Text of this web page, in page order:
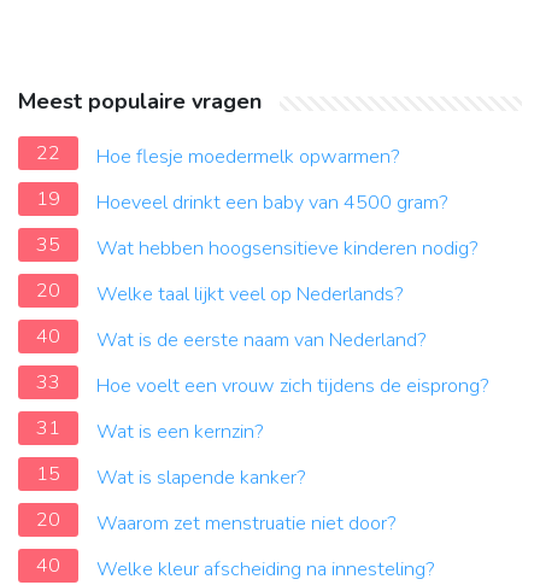
Meest populaire vragen
22
Hoe flesje moedermelk opwarmen?
19
Hoeveel drinkt een baby van 4500 gram?
35
Wat hebben hoogsensitieve kinderen nodig?
20
Welke taal lijkt veel op Nederlands?
40
Wat is de eerste naam van Nederland?
33
Hoe voelt een vrouw zich tijdens de eisprong?
31
Wat is een kernzin?
15
Wat is slapende kanker?
20
Waarom zet menstruatie niet door?
40
Welke kleur afscheiding na innesteling?